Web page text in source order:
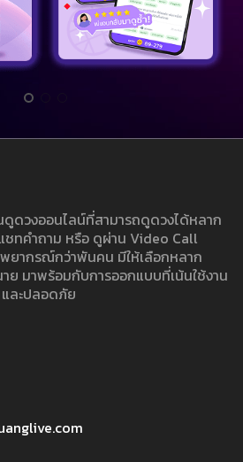
ดวงออนไลน์ที่สามารถดูดวงได้หลาก
ทคำถาม หรือ ดูผ่าน Video Call
ยากรณ์กว่าพันคน มีให้เลือกหลาก
ย มาพร้อมกับการออกแบบที่เน้นใช้งาน
ละปลอดภัย